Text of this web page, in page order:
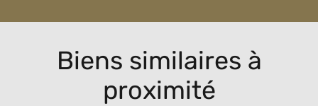
Biens similaires à
proximité